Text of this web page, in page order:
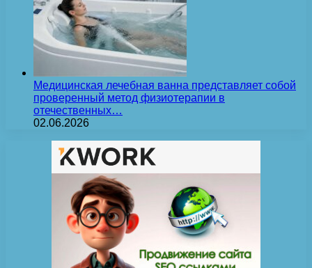
Медицинская лечебная ванна представляет собой
проверенный метод физиотерапии в
отечественных…
02.06.2026